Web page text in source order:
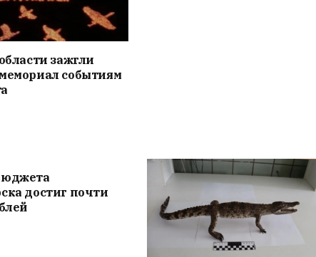
зажгли
событиям
достиг почти